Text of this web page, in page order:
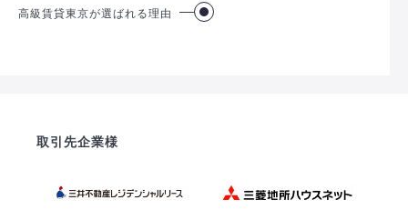
高級賃貸東京が選ばれる理由
取引先企業様